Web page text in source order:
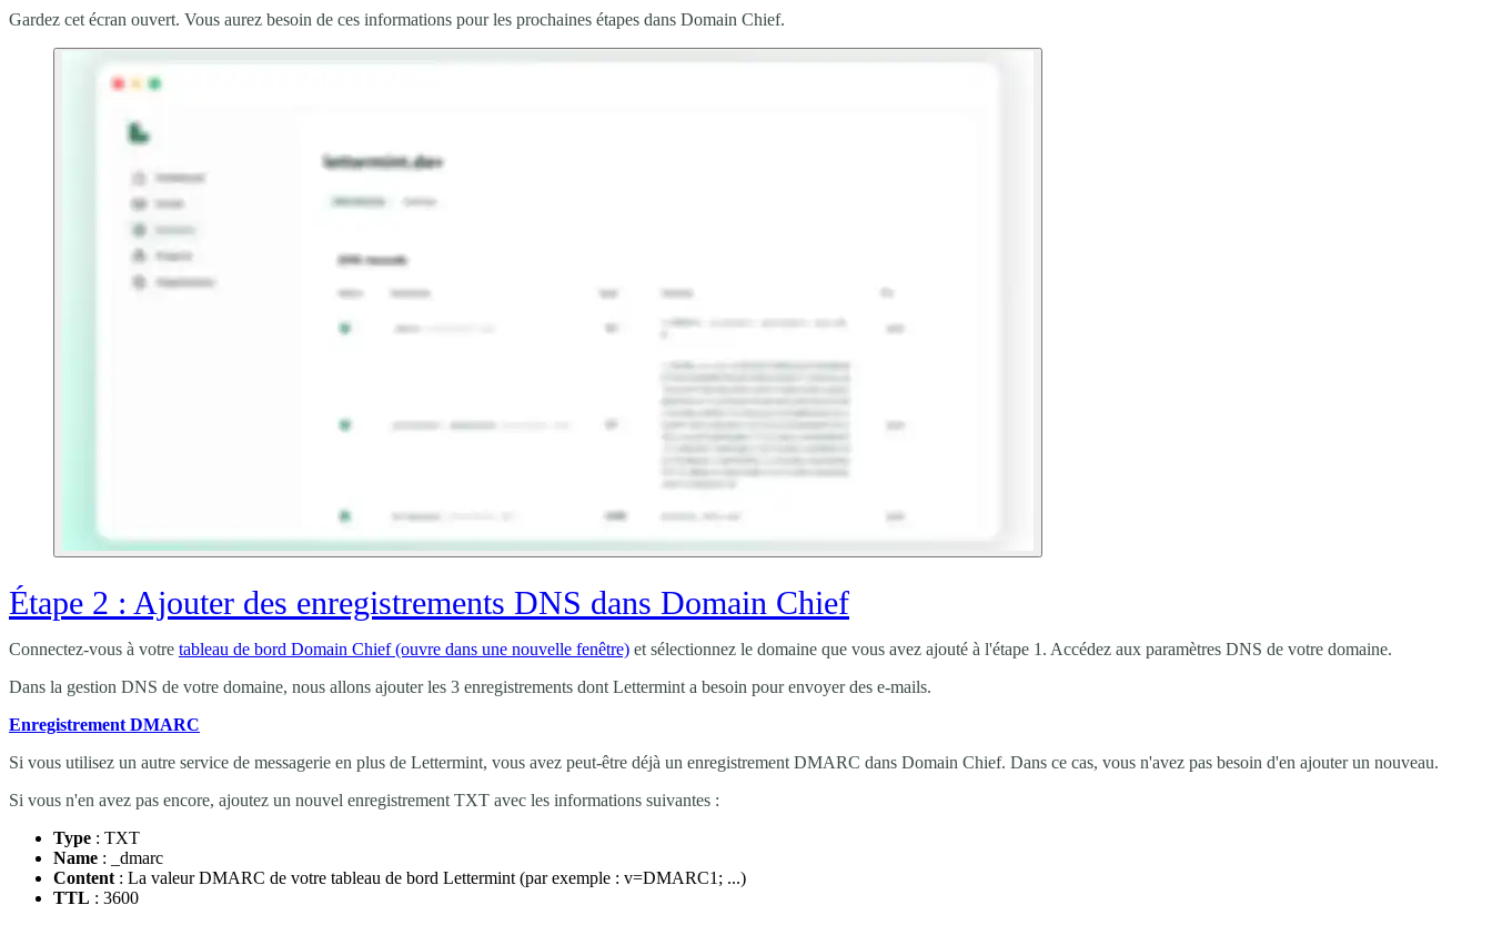
Gardez cet écran ouvert. Vous aurez besoin de ces informations pour les prochaines étapes dans Domain Chief.
Étape 2 : Ajouter des enregistrements DNS dans Domain Chief
Connectez-vous à votre tableau de bord Domain Chief(ouvre dans une nouvelle fenêtre) et sélectionnez le domaine que vous avez ajouté à l'étape 1. Accédez aux paramètres DNS de votre domaine.
Dans la gestion DNS de votre domaine, nous allons ajouter les 3 enregistrements dont Lettermint a besoin pour envoyer des e-mails.
Enregistrement DMARC
Si vous utilisez un autre service de messagerie en plus de Lettermint, vous avez peut-être déjà un enregistrement DMARC dans Domain Chief. Dans ce cas, vous n'avez pas besoin d'en ajouter un nouveau.
Si vous n'en avez pas encore, ajoutez un nouvel enregistrement TXT avec les informations suivantes :
Type : TXT
Name :
_dmarc
Content: La valeur DMARC de votre tableau de bord Lettermint (par exemple : v=DMARC1; ...)
TTL : 3600